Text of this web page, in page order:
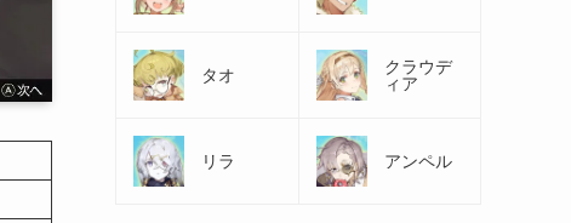
タオ
クラウデ
ィア
リラ アンペル